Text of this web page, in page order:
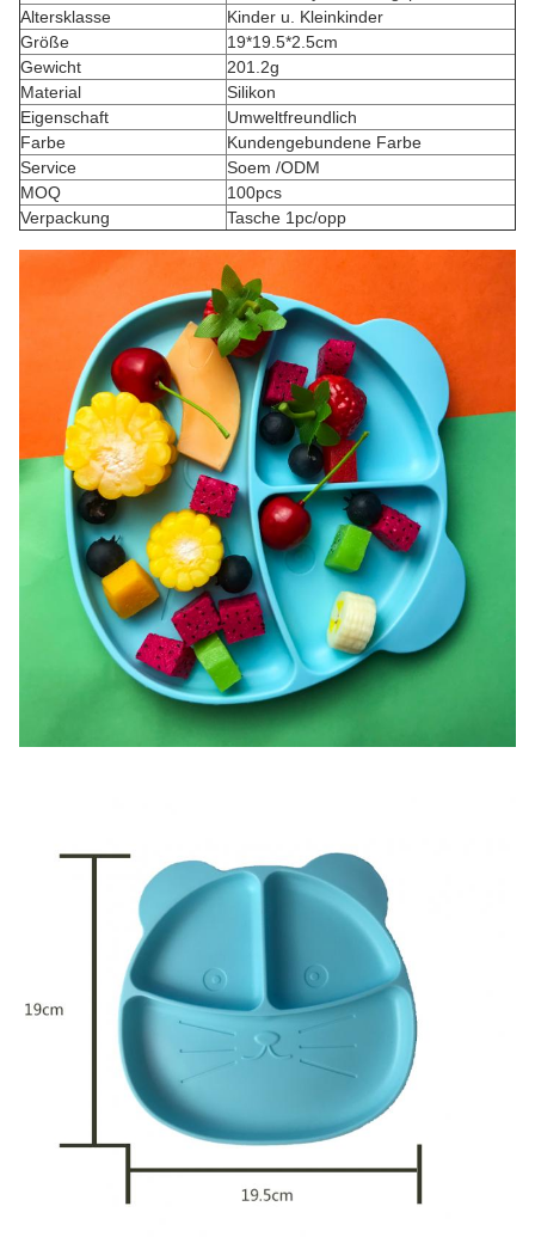
Altersklasse
Kinder u. Kleinkinder
Größe
19*19.5*2.5cm
Gewicht
201.2g
Material
Silikon
Eigenschaft
Umweltfreundlich
Farbe
Kundengebundene Farbe
Service
Soem /ODM
MOQ
100pcs
Verpackung
Tasche 1pc/opp